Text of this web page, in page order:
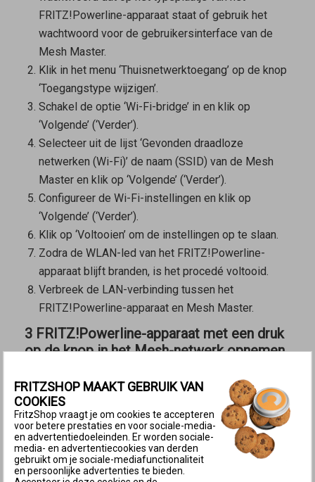
FRITZ!Powerline-apparaat staat of gebruik het
wachtwoord voor de gebruikersinterface van de
Mesh Master.
Klik in het menu ‘Thuisnetwerktoegang’ op de knop
‘Toegangstype wijzigen’.
Schakel de optie ‘Wi-Fi-bridge’ in en klik op
‘Volgende’ (‘Verder’).
Selecteer uit de lijst ‘Gevonden draadloze
netwerken (Wi-Fi)’ de naam (SSID) van de Mesh
Masteren klik op ‘Volgende’ (‘Verder’).
Configureer de Wi-Fi-instellingen en klik op
‘Volgende’ (‘Verder’).
Klik op ‘Voltooien’ om de instellingen op te slaan.
Zodra de WLAN-led van het FRITZ!Powerline-
apparaat blijft branden, is het procedé voltooid.
Verbreek de LAN-verbinding tussen het
FRITZ!Powerline-apparaat en Mesh Master.
3 FRITZ!Powerline-apparaat met een druk
op de knop in het Mesh-netwerk opnemen
Mesh-netwerk opgenomen. Het maakt niet uit of je
eerst op de toets van deMesh Master of deMesh
Repeaterdrukt. Wij raden de volgende volgorde aan:
Druk kort (ca. 1 seconde) op de Connect-toets (zie
tabel) van het FRITZ!Powerline-apparaat en laat de
FRITZSHOP MAAKT GEBRUIK VAN
COOKIES
FritzShop vraagt je om cookies te accepteren
voor betere prestaties en voor sociale-media-
en advertentiedoeleinden. Er worden sociale-
media- en advertentiecookies van derden
gebruikt om je sociale-mediafunctionaliteit
en persoonlijke advertenties te bieden.